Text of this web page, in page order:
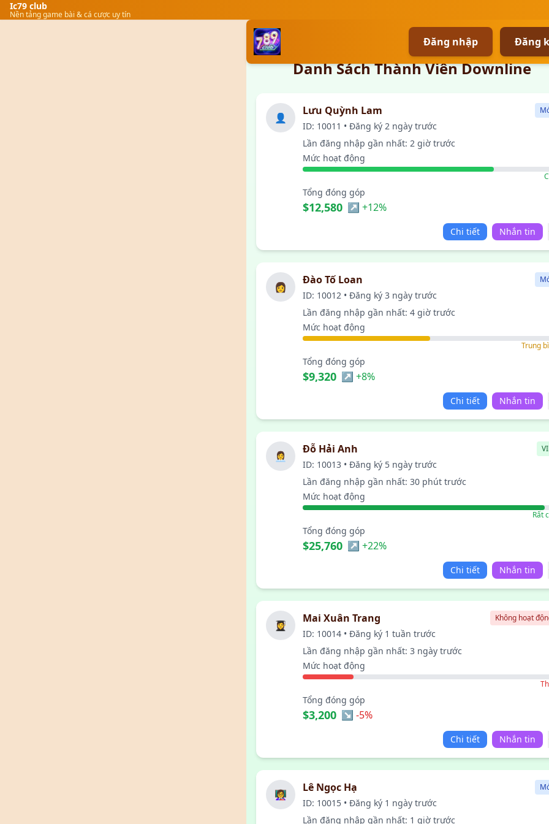
Ic79 club
Nền tảng game bài & cá cược uy tín
Đăng nhập Đăng
Danh Sách Thành Viên Downline
👤
Lưu Quỳnh Lam
ID: 10011 • Đăng ký 2 ngày trước
Lần đăng nhập gần nhất: 2 giờ trước
Mức hoạt động
Tổng đóng góp
$12,580 ↗ +12%
Chi tiết Nhắn tin
👩
Đào Tố Loan
ID: 10012 • Đăng ký 3 ngày trước
Lần đăng nhập gần nhất: 4 giờ trước
Mức hoạt động
Trung
Tổng đóng góp
$9,320 ↗ +8%
Chi tiết Nhắn tin
👩‍💼
Đỗ Hải Anh
ID: 10013 • Đăng ký 5 ngày trước
Lần đăng nhập gần nhất: 30 phút trước
Mức hoạt động
Rất
Tổng đóng góp
$25,760 ↗ +22%
Chi tiết Nhắn tin
👩‍🎓
Mai Xuân Trang Không hoạt
ID: 10014 • Đăng ký 1 tuần trước
Lần đăng nhập gần nhất: 3 ngày trước
Mức hoạt động
Tổng đóng góp
$3,200 ↘ -5%
Chi tiết Nhắn tin
👩‍🏫
Lê Ngọc Hạ
ID: 10015 • Đăng ký 1 ngày trước
Lần đăng nhập gần nhất: 1 giờ trước